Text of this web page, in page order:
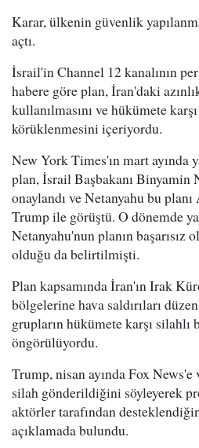
Karar, ülkenin güvenlik
açtı.
İsrail'in Channel 12 kanalının
habere göre plan, İran'daki
kullanılmasını ve hükümete
körüklenmesini içeriyordu.
New York Times'ın mart ayında
plan, İsrail Başbakanı Binyamin
onaylandı ve Netanyahu bu
Trump ile görüştü. O dönemde
Netanyahu'nun planın başarısız
olduğu da belirtilmişti.
Plan kapsamında İran'ın Irak
bölgelerine hava saldırıları
grupların hükümete karşı
öngörülüyordu.
Trump, nisan ayında Fox
silah gönderildiğini söyleyerek
aktörler tarafından
açıklamada bulundu.